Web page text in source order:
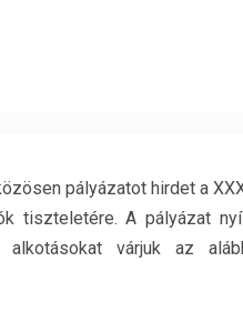
pályázatot hirdet a
tiszteletére. A pályázat
várjuk az